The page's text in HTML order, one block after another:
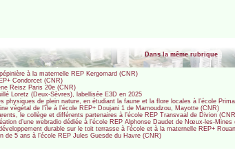
Dans la même rubrique
à la maternelle REP Kergomard (CNR)
Condorcet (CNR)
Reisz Paris 20e (CNR)
Loretz (Deux-Sèvres), labellisée E3D en 2025
physiques de plein nature, en étudiant la faune et la flore locales à l’école
végétal de l’île à l’école REP+ Doujani 1 de Mamoudzou, Mayotte (CNR)
le collège et différents partenaires à l’école REP Transvaal de Divion
d’une webradio dédiée à l’école REP Alphonse Daudet de Nœux-les-Mines
durable sur le toit terrasse à l’école et à la maternelle REP+
de 5 ans à l’école REP Jules Guesde du Havre (CNR)